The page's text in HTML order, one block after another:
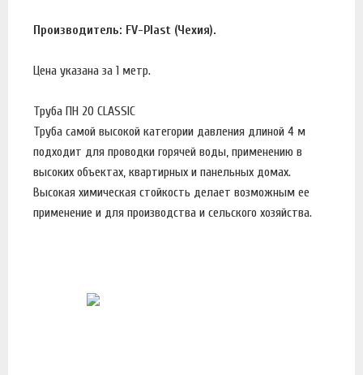
Производитель: FV-Plast (Чехия).
Цена указана за 1 метр.
Труба ПН 20 CLASSIC
Труба самой высокой категории давления длиной 4 м
подходит для проводки горячей воды, применению в
высоких объектах, квартирных и панельных домах.
Высокая химическая стойкость делает возможным ее
применение и для производства и сельского хозяйства.